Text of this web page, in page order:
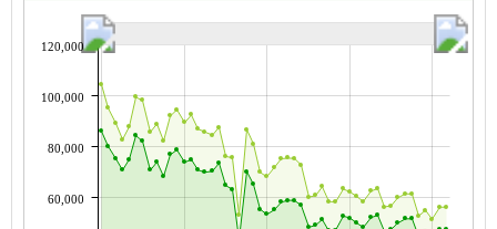
60,000
80,000
100,000
120,000